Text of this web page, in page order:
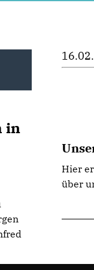
in
Hier
über